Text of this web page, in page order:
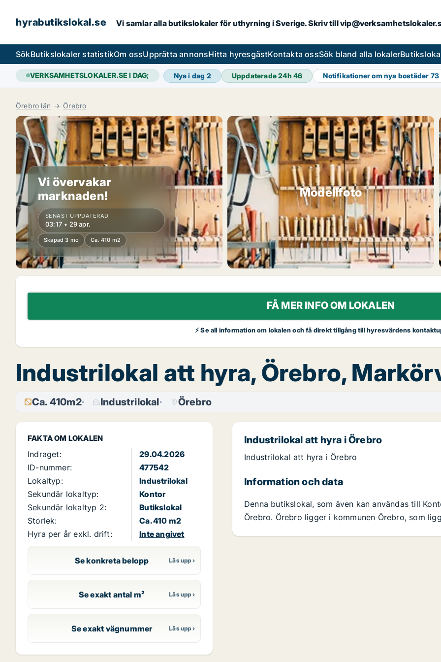
hyrabutikslokal.se Vi samlar alla butikslokaler för uthyrning i Sverige. Skriv till
SökButikslokaler statistikOm ossUpprätta annonsHitta hyresgästKontakta ossSök bland alla lokaler
VERKSAMHETSLOKALER.SE I DAG; Nya i dag 2 Uppdaterade 24h46 Notifikationer om nya bostäder 73
Örebro län Örebro
Vi övervakar
marknaden!
SENAST UPPDATERAD
03:17 • 29 apr.
Skapad 3 mo Ca. 410 m2
Modellfoto
FÅ MER INFO OM LOKALEN
⚡ Se all information om lokalen och få direkt tillgång till hyresvärdens
Industrilokal att hyra, Örebro,
Ca. 410m2 Industrilokal Örebro
FAKTA OM LOKALEN
Indraget:
29.04.2026
ID-nummer:
477542
Lokaltyp:
Industrilokal
Sekundär lokaltyp:
Kontor
Sekundär lokaltyp 2:
Butikslokal
Storlek:
Ca. 410 m2
Hyra per år exkl. drift:
Inte angivet
Se konkreta belopp
Se exakt antal m²
Se exakt vägnummer
Industrilokal att hyra i Örebro
Industrilokal att hyra i Örebro
Information och data
Denna butikslokal, som även kan användas till
Örebro. Örebro ligger i kommunen Örebro, som